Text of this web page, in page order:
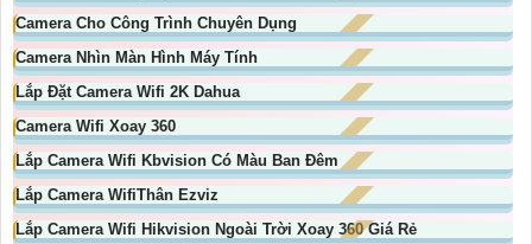
Camera Cho Công Trình Chuyên Dụng
Camera Nhìn Màn Hình Máy Tính
Lắp Đặt Camera Wifi 2K Dahua
Camera Wifi Xoay 360
Lắp Camera Wifi Kbvision Có Màu Ban Đêm
Lắp Camera WifiThân Ezviz
Lắp Camera Wifi Hikvision Ngoài Trời Xoay 360 Giá Rẻ